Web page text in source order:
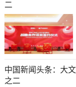
二
中国新闻头条：大
之二